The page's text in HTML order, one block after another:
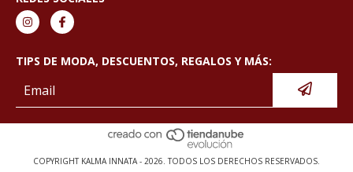
TIPS DE MODA, DESCUENTOS, REGALOS Y MÁS:
COPYRIGHT KALMA INNATA - 2026. TODOS LOS DERECHOS RESERVADOS.